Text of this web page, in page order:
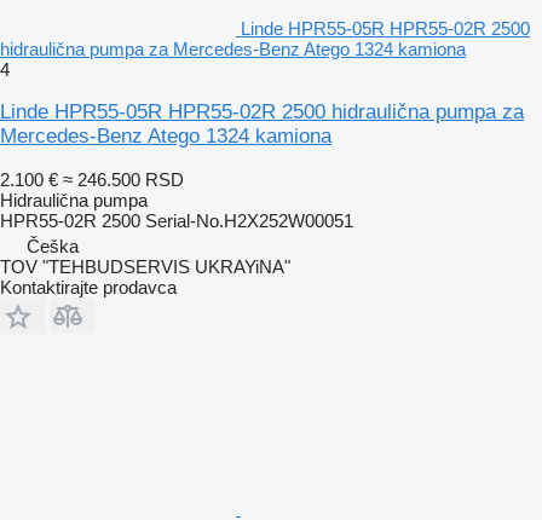
Linde HPR55-05R HPR55-02R 2500
hidraulična pumpa za Mercedes-Benz Atego 1324 kamiona
4
Linde HPR55-05R HPR55-02R 2500 hidraulična pumpa za
Mercedes-Benz Atego 1324 kamiona
2.100 € ≈ 246.500 RSD
Hidraulična pumpa
HPR55-02R 2500 Serial-No.H2X252W00051
Češka
TOV "TEHBUDSERVIS UKRAYiNA"
Kontaktirajte prodavca